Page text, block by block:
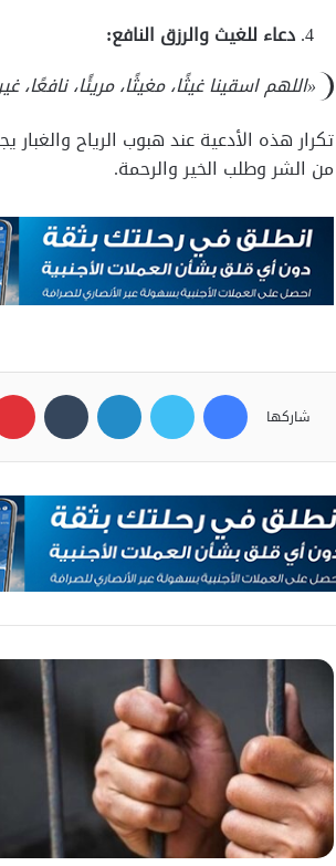
دعاء للغيث والرزق النافع:
«اللهم اسقينا غيثًا، مغيثًا، مريئًا، نافعًا،
تكرار هذه الأدعية عند هبوب الرياح
من الشر وطلب الخير والرحمة.
شاركها
فيسبوك تويتر لينكدإن